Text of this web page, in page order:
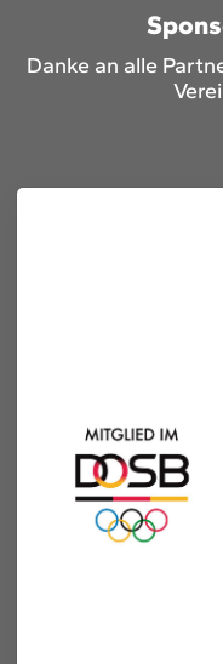
Danke an alle